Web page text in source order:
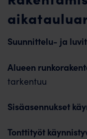
Suunnittelu- ja
Alueen
tarkentuu
Sisäasennukset
Tonttityöt